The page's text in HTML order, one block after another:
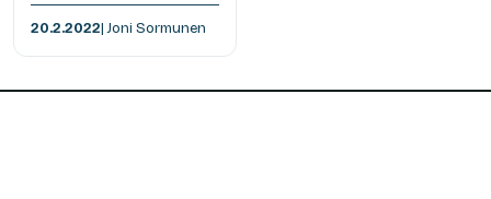
20.2.2022| Joni Sormunen